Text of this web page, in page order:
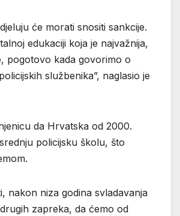
će morati snositi sankcije.
edukaciji koja je najvažnija,
pogotovo kada govorimo o
službenika”, naglasio je
da Hrvatska od 2000.
policijsku školu, što
nakon niza godina svladavanja
zapreka, da ćemo od